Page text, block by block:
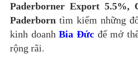
Paderborner Export 5.5%,
Paderborn tìm kiếm những
kinh doanh Bia Đức để mở
rộng rãi.